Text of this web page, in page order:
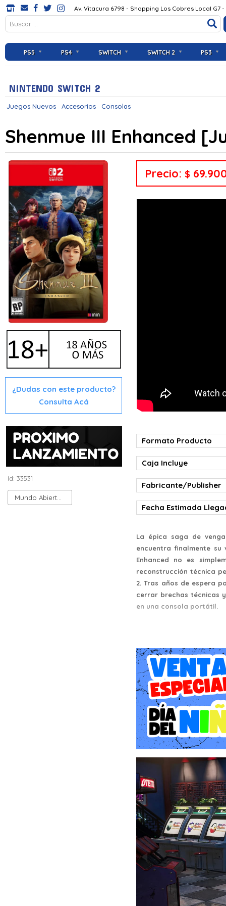
Av. Vitacura 6798 - Shopping Los Cobres Local G7
PS5 PS4 SWITCH SWITCH 2 PS3
NINTENDO SWITCH 2
Juegos Nuevos Accesorios Consolas
Shenmue III Enhanced
¿Dudas con este producto?
Consulta Acá
Id: 33531
Precio: $
Formato Producto
Caja Incluye
Fabricante/Publisher
Fecha Estimada
La épica saga de
encuentra finalmente
Enhanced no es
reconstrucción técnica
2. Tras años de espera
cerrar brechas técnicas
en una consola portátil.
de vida. Es un título
deliberadamente
de las artes marciales
El jugador encarna a
muerte de su padre. La
donde Ryo,
y el Fénix. A diferencia
inmersión: hablar con
movimientos de Kung Fu
La Potencia del Nintendo
La llegada de este título
previo. Gracias al
ofrecer una experiencia
Resolución y Fidelidad
señal en 4K cuando está
las montañas y los
asombrosa. En modo
nativa, permitiendo que
de Niaowu se vean mejor